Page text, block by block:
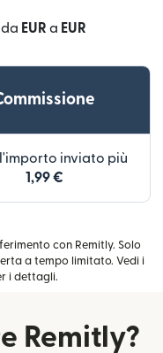
EUR a EUR
inviato più
1,99 €
con Remitly. Solo
a tempo limitato. Vedi i
apre in una nuova finestra)
i dettagli.
Remitly?